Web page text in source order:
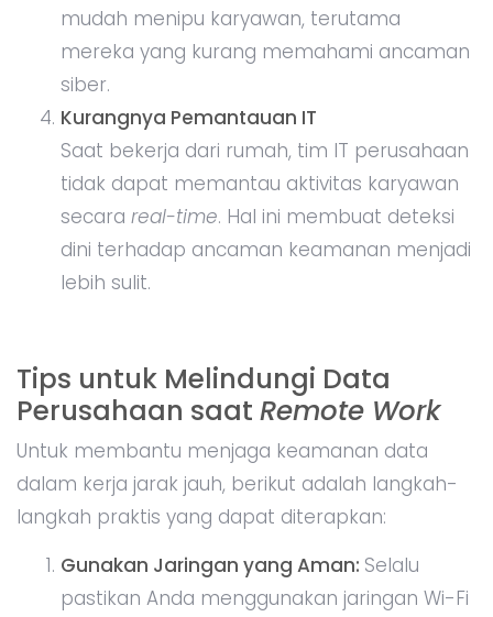
mudah menipu karyawan, terutama
mereka yang kurang memahami ancaman
siber.
Kurangnya Pemantauan IT
Saat bekerja dari rumah, tim IT perusahaan
tidak dapat memantau aktivitas karyawan
secara real-time. Hal ini membuat deteksi
dini terhadap ancaman keamanan menjadi
lebih sulit.
Tips untuk Melindungi Data
Perusahaan saat Remote Work
Untuk membantu menjaga keamanan data
dalam kerja jarak jauh, berikut adalah langkah-
langkah praktis yang dapat diterapkan:
Gunakan Jaringan yang Aman: Selalu
pastikan Anda menggunakan jaringan Wi-Fi